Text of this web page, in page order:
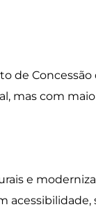
de Concessão
mas com
e
acessibilidade,